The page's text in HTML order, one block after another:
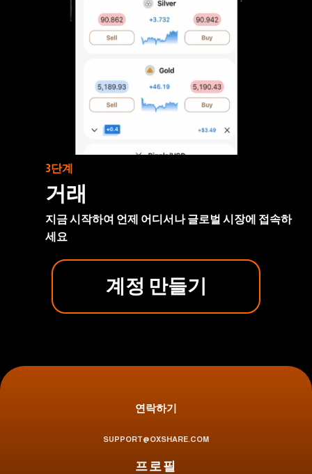
3단계
거래
지금 시작하여 언제 어디서나 글로벌 시장에 접속하
세요
계정 만들기
연락하기
SUPPORT@OXSHARE.COM
프로필